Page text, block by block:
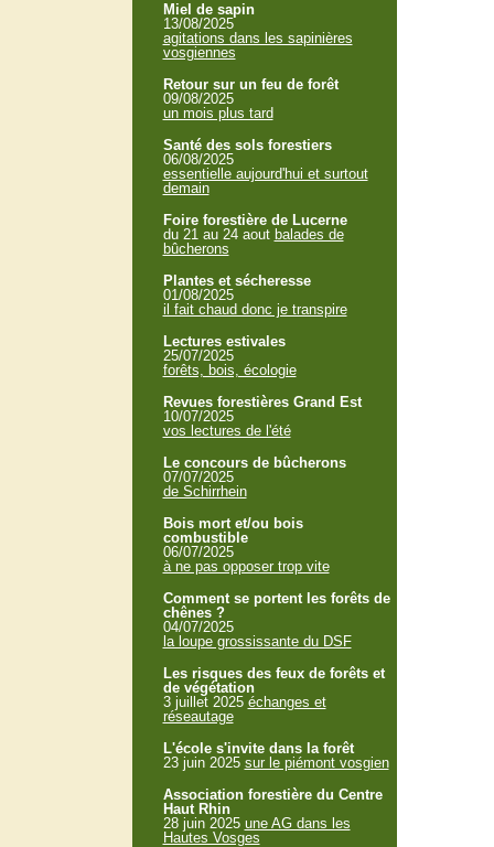
Miel de sapin
13/08/2025
agitations dans les sapinières
vosgiennes
Retour sur un feu de forêt
09/08/2025
un mois plus tard
Santé des sols forestiers
06/08/2025
essentielle aujourd'hui et surtout
demain
Foire forestière de Lucerne
du 21 au 24 aout balades de
bûcherons
Plantes et sécheresse
01/08/2025
il fait chaud donc je transpire
Lectures estivales
25/07/2025
forêts, bois, écologie
Revues forestières Grand Est
10/07/2025
vos lectures de l'été
Le concours de bûcherons
07/07/2025
de Schirrhein
Bois mort et/ou bois
combustible
06/07/2025
à ne pas opposer trop vite
Comment se portent les forêts de
chênes ?
04/07/2025
la loupe grossissante du DSF
Les risques des feux de forêts et
de végétation
3 juillet 2025 échanges et
réseautage
L'école s'invite dans la forêt
23 juin 2025 sur le piémont vosgien
Association forestière du Centre
Haut Rhin
28 juin 2025 une AG dans les
Hautes Vosges